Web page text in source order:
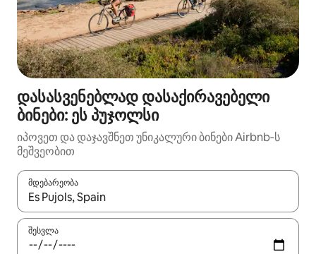
დასასვენებლად დასაქირავებელი
ბინები: ეს პუჯოლსი
იპოვეთ და დაჯავშნეთ უნიკალური ბინები Airbnb‑ს
მეშვეობით
მდებარეობა
როცა შედეგები ხელმისაწვდომი გახდება, ნავიგაციისთვის
შესვლა